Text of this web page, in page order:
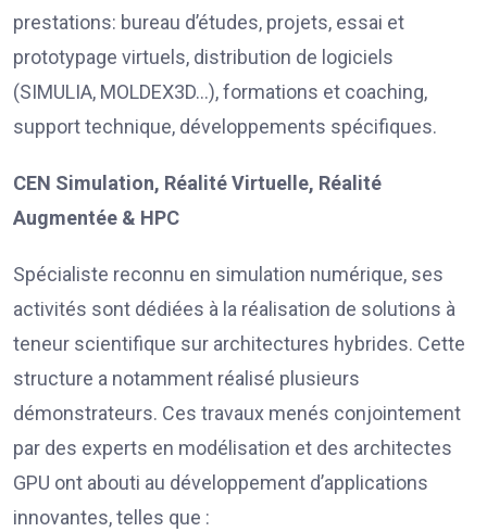
prestations: bureau d’études, projets, essai et
prototypage virtuels, distribution de logiciels
(SIMULIA, MOLDEX3D…), formations et coaching,
support technique, développements spécifiques.
CEN Simulation, Réalité Virtuelle, Réalité
Augmentée & HPC
Spécialiste reconnu en simulation numérique, ses
activités sont dédiées à la réalisation de solutions à
teneur scientifique sur architectures hybrides. Cette
structure a notamment réalisé plusieurs
démonstrateurs. Ces travaux menés conjointement
par des experts en modélisation et des architectes
GPU ont abouti au développement d’applications
innovantes, telles que :